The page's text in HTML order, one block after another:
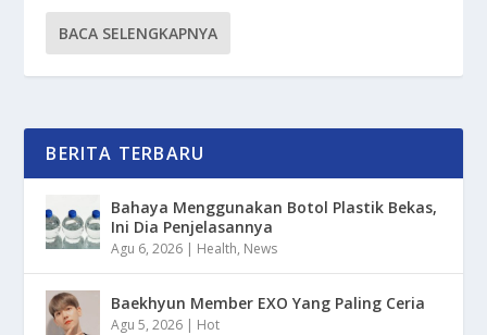
BACA SELENGKAPNYA
BERITA TERBARU
Bahaya Menggunakan Botol Plastik Bekas,
Ini Dia Penjelasannya
Agu 6, 2026 | Health, News
Baekhyun Member EXO Yang Paling Ceria
Agu 5, 2026 | Hot